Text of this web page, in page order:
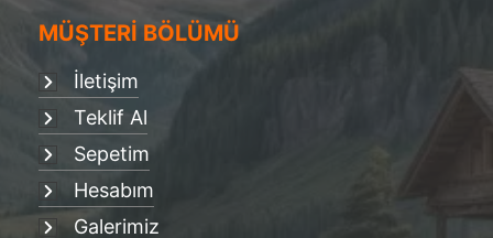
MÜŞTERİ BÖLÜMÜ
İletişim
Teklif Al
Sepetim
Hesabım
Galerimiz